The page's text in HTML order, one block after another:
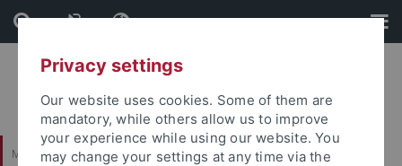
Skip
to
content
Skip
to
footer
Mathematisch-Naturwissenschaftliche Fakultät
Privacy settings
Our website uses cookies. Some of them are
mandatory, while others allow us to improve
your experience while using our website. You
may change your settings at any time via the